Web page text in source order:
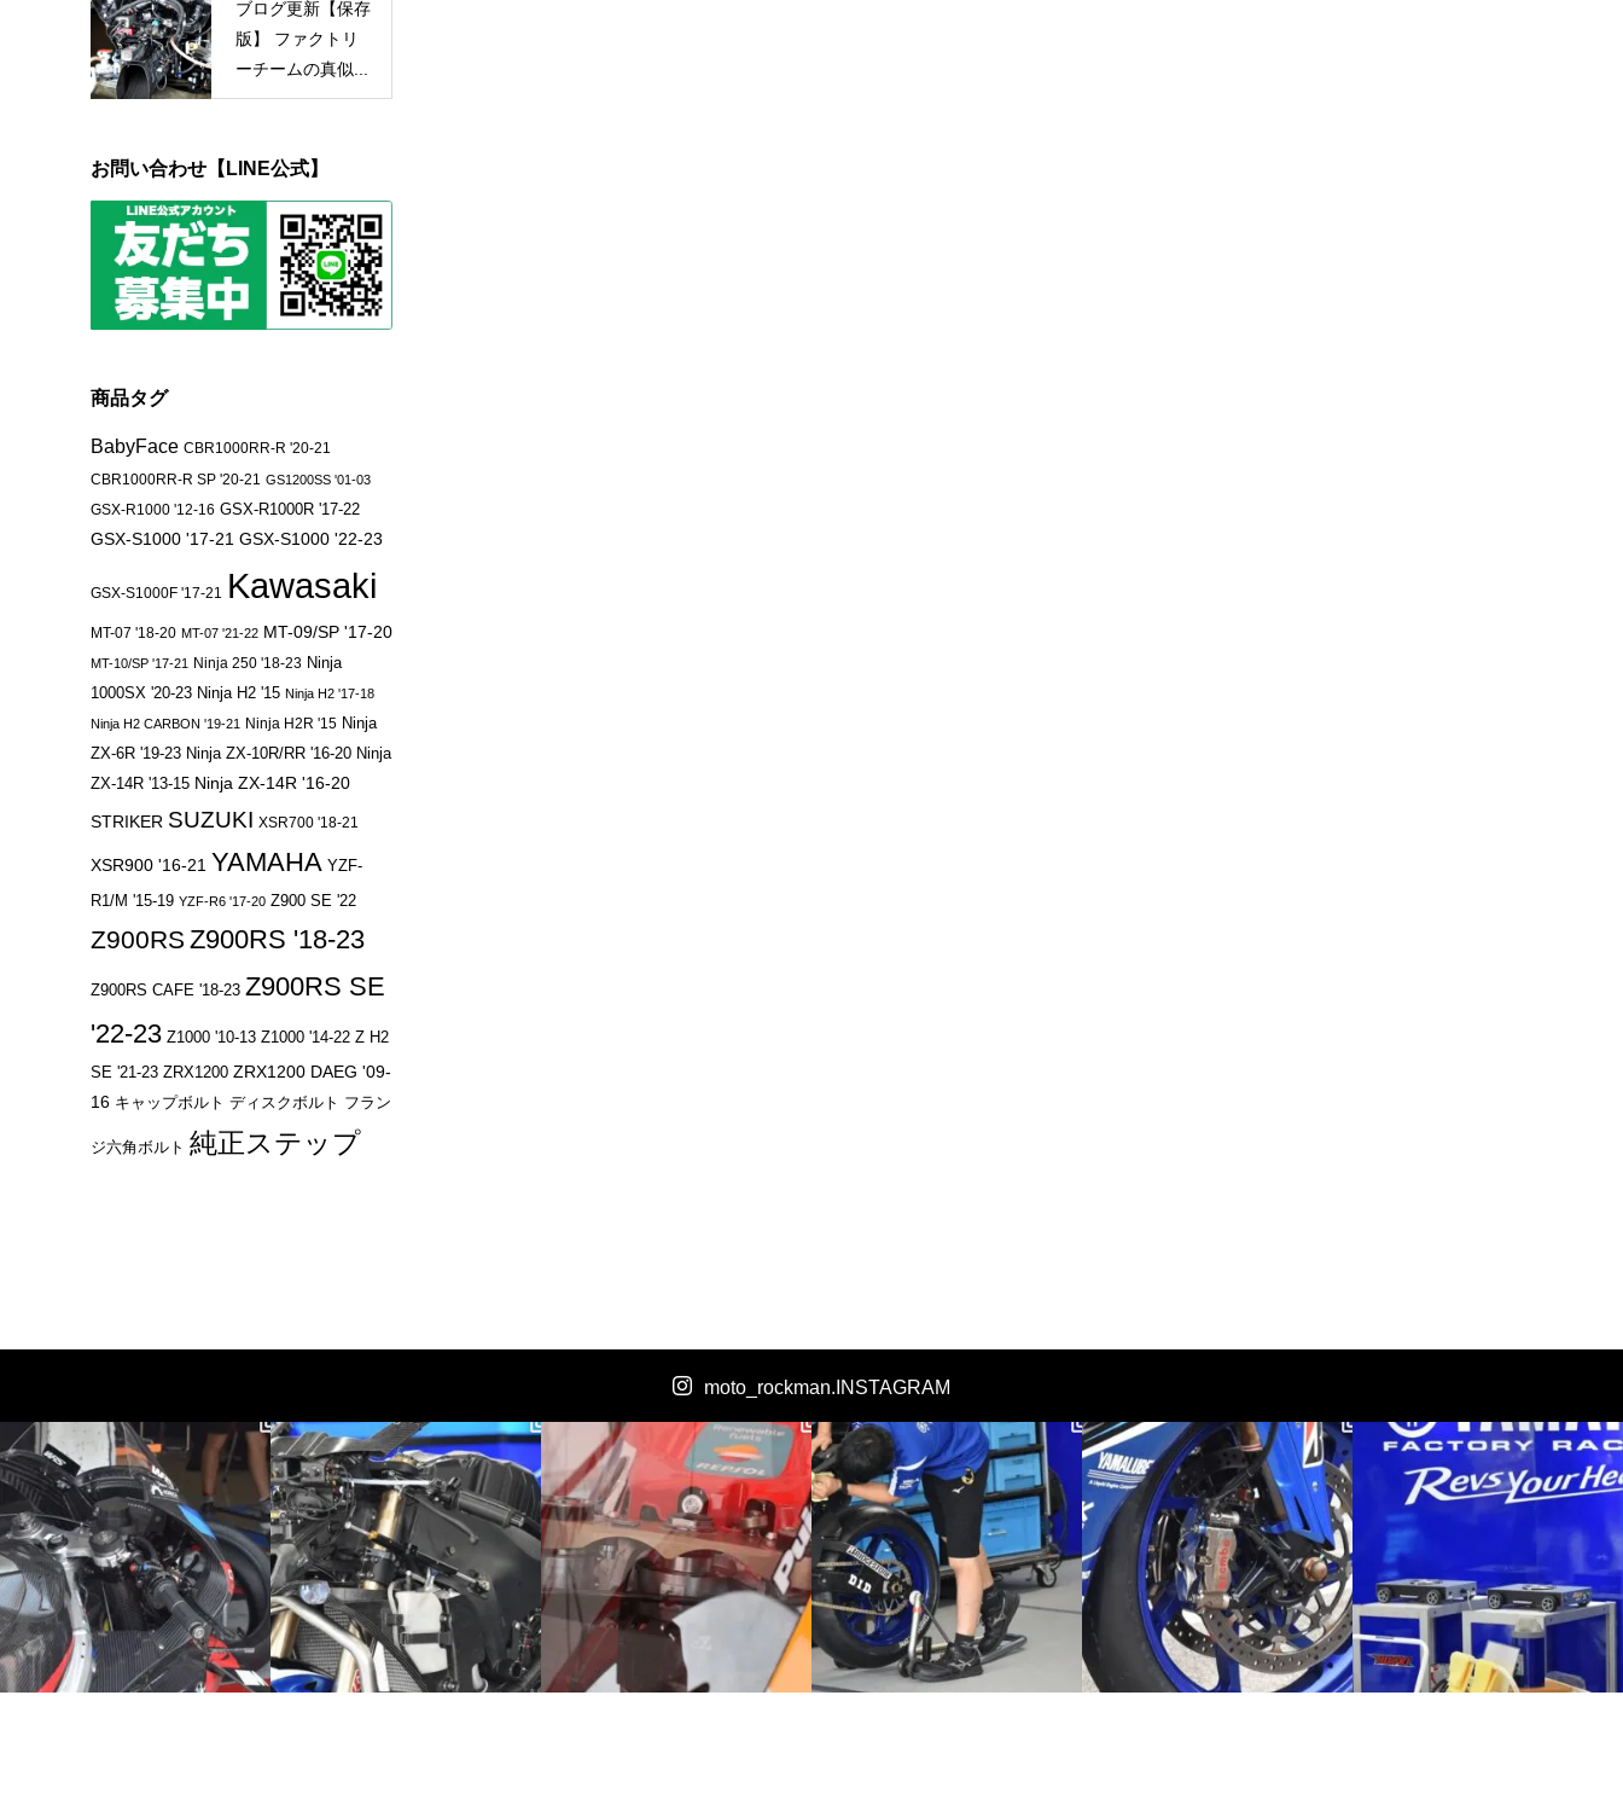
ブログ更新【保存
版】 ファクトリ
ーチームの真似...
お問い合わせ【LINE公式】
商品タグ
BabyFace CBR1000RR-R '20-21
CBR1000RR-R SP '20-21
GS1200SS '01-03
GSX-R1000 '12-16 GSX-R1000R '17-22
GSX-S1000 '17-21 GSX-S1000 '22-23
GSX-S1000F '17-21 Kawasaki
MT-07 '18-20 MT-07 '21-22 MT-09/SP '17-20
MT-10/SP '17-21 Ninja 250 '18-23 Ninja
1000SX '20-23 Ninja H2 '15 Ninja H2 '17-18
Ninja H2 CARBON '19-21 Ninja H2R '15 Ninja
ZX-6R '19-23 Ninja ZX-10R/RR '16-20 Ninja
ZX-14R '13-15 Ninja ZX-14R '16-20
STRIKER SUZUKI XSR700 '18-21
XSR900 '16-21 YAMAHA YZF-
R1/M '15-19 YZF-R6 '17-20 Z900 SE '22
Z900RS Z900RS '18-23
Z900RS CAFE '18-23 Z900RS SE
'22-23 Z1000 '10-13 Z1000 '14-22 Z H2
SE '21-23 ZRX1200 ZRX1200 DAEG '09-
16 キャップボルト ディスクボルト フラン
ジ六角ボルト 純正ステップ
moto_rockman.INSTAGRAM